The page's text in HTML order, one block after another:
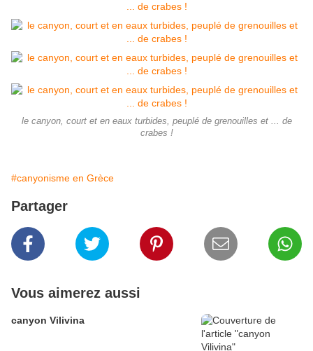
le canyon, court et en eaux turbides, peuplé de grenouilles et ... de
crabes !
#canyonisme en Grèce
Partager
Vous aimerez aussi
canyon Vilivina